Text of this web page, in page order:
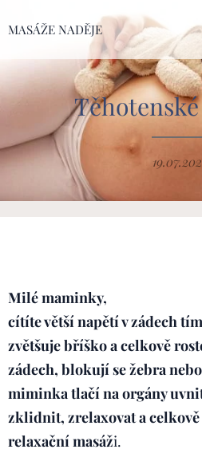
MASÁŽE NADĚJE
Milé maminky,
cítíte větší napětí v zádech
zvětšuje bříško a celkově
zádech, blokují se žebra
miminka tlačí na orgány
zklidnit, zrelaxovat a
relaxační masáži.